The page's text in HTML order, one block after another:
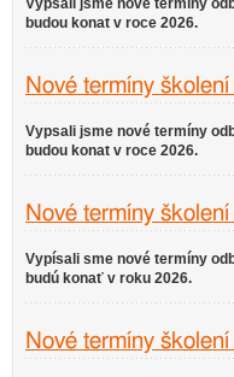
Vypsali jsme nové termíny
budou konat v roce 2026.
Nové termíny
Vypsali jsme nové termíny
budou konat v roce 2026.
Nové termíny
Vypísali sme nové termíny
budú konať v roku 2026.
Nové termíny